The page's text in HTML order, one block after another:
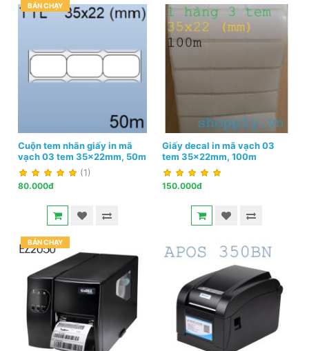
BÁN CHẠY
Cuộn tem nhãn giấy in mã
vạch 03 tem 35x22mm, 50m
(1)
80.000đ
Giấy decal in mã vạch 03
tem 35x22mm, 100m
150.000đ
BÁN CHẠY